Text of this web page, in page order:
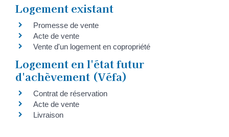
Logement existant
Promesse de vente
Acte de vente
Vente d'un logement en copropriété
Logement en l'état futur
d'achèvement (Véfa)
Contrat de réservation
Acte de vente
Livraison